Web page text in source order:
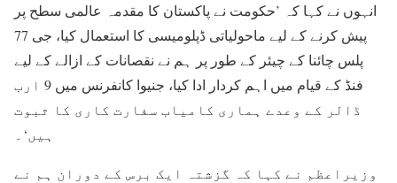
انہوں نے کہا کہ ’حکومت نے پاکستان کا مقدمہ عالمی سطح پر
پیش کرنے کے لیے ماحولیاتی ڈپلومیسی کا استعمال کیا، جی 77
پلس چائنا کے چیئر کے طور پر ہم نے نقصانات کے ازالے کے لیے
فنڈ کے قیام میں اہم کردار ادا کیا، جنیوا کانفرنس میں 9 ارب
ڈالر کے وعدے ہماری کامیاب سفارت کاری کا ثبوت
ہیں‘۔
وزیراعظم نے کہا کہ گزشتہ ایک برس کے دوران ہم نے